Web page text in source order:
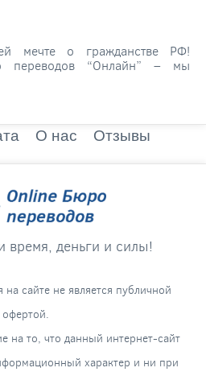
мечте о гражданстве РФ!
переводов “Онлайн” – мы
О нас Отзывы
деньги и силы!
сайте не является публичной
офертой.
на то, что данный интернет-сайт
характер и ни при